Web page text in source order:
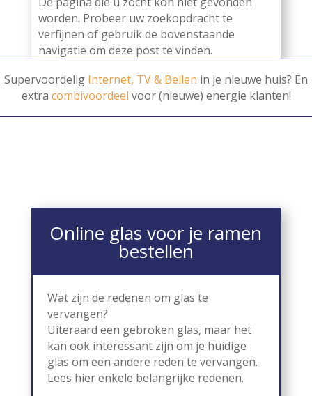
worden. Probeer uw zoekopdracht te
verfijnen of gebruik de bovenstaande
navigatie om deze post te vinden.
Supervoordelig Internet, TV & Bellen in je nieuwe huis? En
extra combivoordeel voor (nieuwe) energie klanten!
Online glas voor je ramen
bestellen
Wat zijn de redenen om glas te
vervangen?
Uiteraard een gebroken glas, maar het
kan ook interessant zijn om je huidige
glas om een andere reden te vervangen.
Lees hier enkele belangrijke redenen.